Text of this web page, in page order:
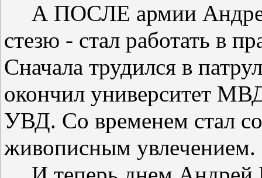
А ПОСЛЕ армии
стезю - стал работать в
Сначала трудился в
окончил университет
УВД. Со временем стал
живописным увлечением.